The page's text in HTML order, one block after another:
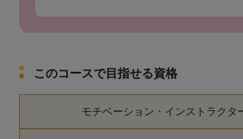
このコースで目指せる資格
モチベーション・インストラクタ